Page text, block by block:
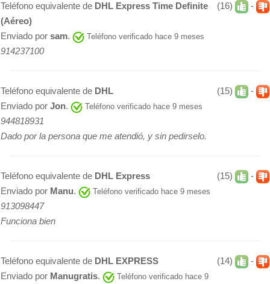
(16) -
Teléfono equivalente de DHL Express Time Definite
(Aéreo)
Enviado por sam. Teléfono verificado hace 9 meses
914237100
(15) -
Teléfono equivalente de DHL
Enviado por Jon. Teléfono verificado hace 9 meses
944818931
Dado por la persona que me atendió, y sin pedirselo.
(15) -
Teléfono equivalente de DHL Express
Enviado por Manu. Teléfono verificado hace 9 meses
913098447
Funciona bien
(14) -
Teléfono equivalente de DHL EXPRESS
Enviado por Manugratis.
Teléfono verificado hace 9